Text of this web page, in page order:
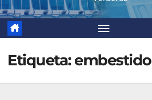
Etiqueta:embestido